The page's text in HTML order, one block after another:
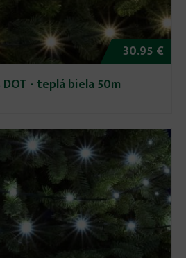
30.95 €
- teplá biela 50m